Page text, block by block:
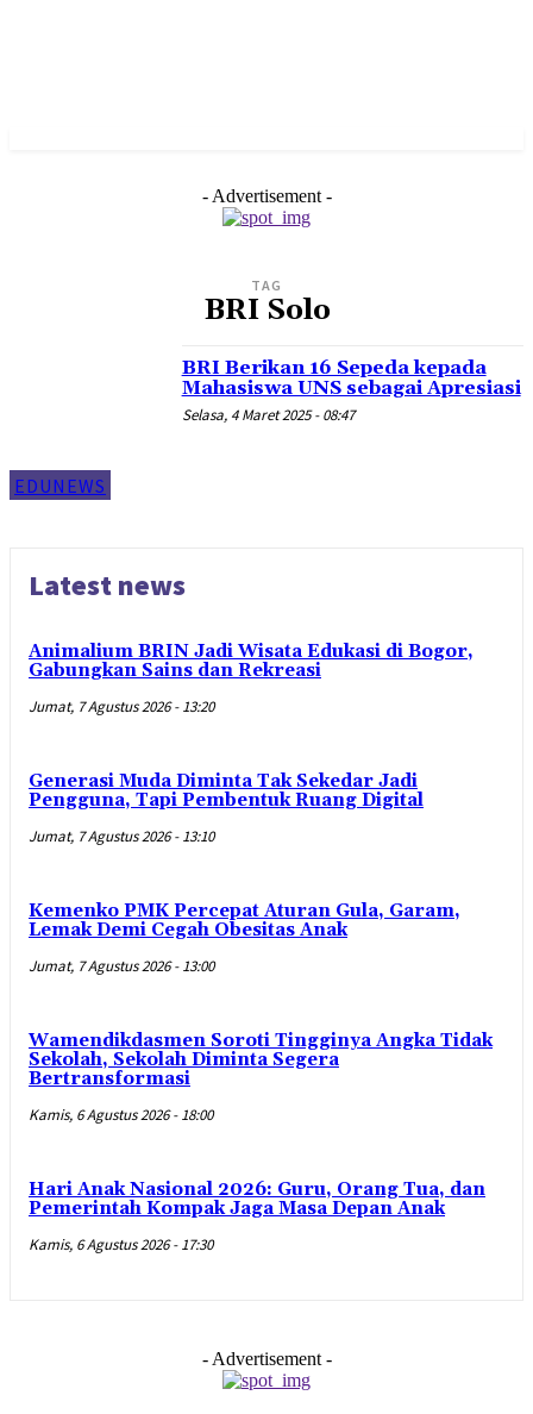
- Advertisement -
TAG
BRI Solo
EDUNEWS
BRI Berikan 16 Sepeda kepada
Mahasiswa UNS sebagai Apresiasi
Selasa, 4 Maret 2025 - 08:47
Latest news
Animalium BRIN Jadi Wisata Edukasi di Bogor,
Gabungkan Sains dan Rekreasi
Jumat, 7 Agustus 2026 - 13:20
Generasi Muda Diminta Tak Sekedar Jadi
Pengguna, Tapi Pembentuk Ruang Digital
Jumat, 7 Agustus 2026 - 13:10
Kemenko PMK Percepat Aturan Gula, Garam,
Lemak Demi Cegah Obesitas Anak
Jumat, 7 Agustus 2026 - 13:00
Wamendikdasmen Soroti Tingginya Angka Tidak
Sekolah, Sekolah Diminta Segera
Bertransformasi
Kamis, 6 Agustus 2026 - 18:00
Hari Anak Nasional 2026: Guru, Orang Tua, dan
Pemerintah Kompak Jaga Masa Depan Anak
Kamis, 6 Agustus 2026 - 17:30
- Advertisement -